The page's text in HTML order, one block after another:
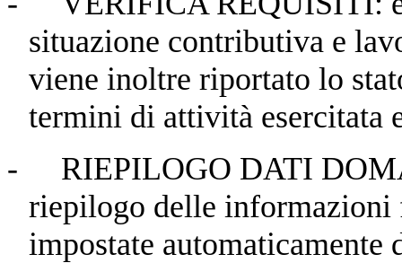
situazione contributiva e
viene inoltre riportato lo
termini di attività esercitata
-
RIEPILOGO DATI
riepilogo delle informazioni
impostate automaticamente